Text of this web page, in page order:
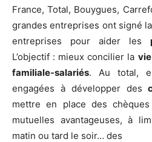
France, Total, Bouygues,
grandes entreprises ont signé
entreprises pour aider les
L’objectif : mieux concilier la
familiale-salariés. Au total,
engagées à développer des
mettre en place des
mutuelles avantageuses, à
matin ou tard le soir… des